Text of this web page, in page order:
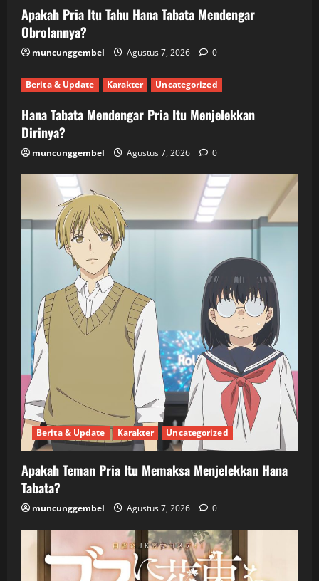
Apakah Pria Itu Tahu Hana Tabata Mendengar
Obrolannya?
muncunggembel Agustus 7, 2026 0
Berita & Update Karakter Uncategorized
Hana Tabata Mendengar Pria Itu Menjelekkan
Dirinya?
muncunggembel Agustus 7, 2026 0
Berita & Update Karakter Uncategorized
Apakah Teman Pria Itu Memaksa Menjelekkan Hana
Tabata?
muncunggembel Agustus 7, 2026 0